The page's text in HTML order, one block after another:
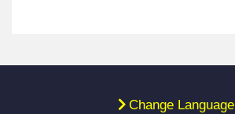
Change Language